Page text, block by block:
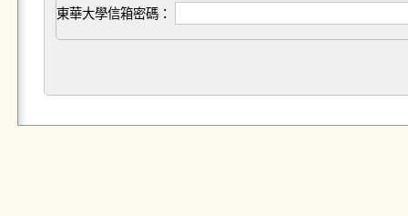
東華大學信箱密碼：